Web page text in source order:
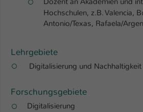
Hochschulen, z.B. Valencia,
Antonio/Texas, Rafaela/
Lehrgebiete
Digitalisierung und Nachhaltigkeit
Forschungsgebiete
Digitalisierung
Einstellungen. Unter
generierte ID, für die
Speicherung Ihrer
Anbieter